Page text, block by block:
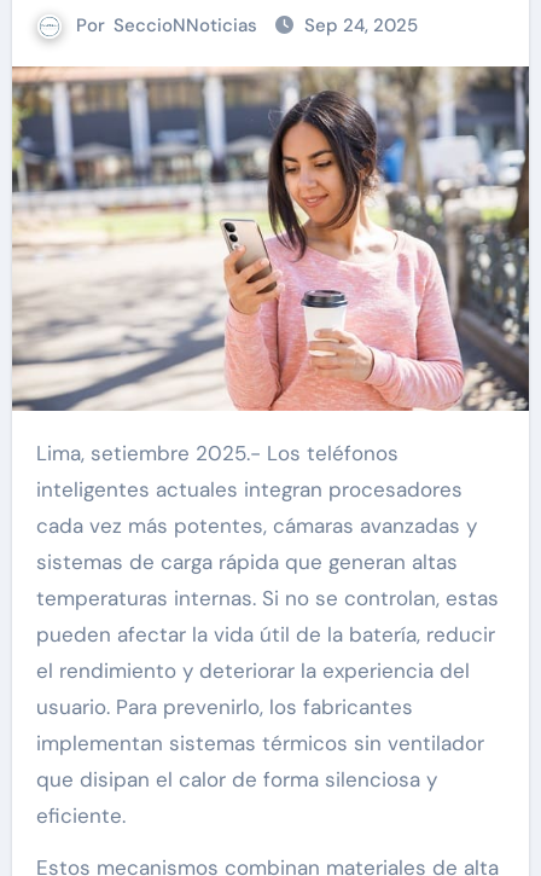
Por SeccioNNoticias Sep 24, 2025
Lima, setiembre 2025.- Los teléfonos
inteligentes actuales integran procesadores
cada vez más potentes, cámaras avanzadas y
sistemas de carga rápida que generan altas
temperaturas internas. Si no se controlan, estas
pueden afectar la vida útil de la batería, reducir
el rendimiento y deteriorar la experiencia del
usuario. Para prevenirlo, los fabricantes
implementan sistemas térmicos sin ventilador
que disipan el calor de forma silenciosa y
eficiente.
Estos mecanismos combinan materiales de alta